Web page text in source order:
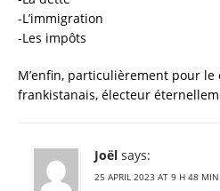
-L’immigration
-Les impôts
M’enfin, particulièrement pour
frankistanais, électeur
Joël says:
25 APRIL 2023 AT 9 H 48 MIN